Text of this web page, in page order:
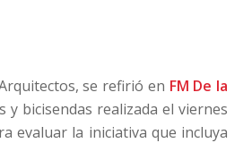
se refirió en FM De la
y bicisendas realizada el viernes
evaluar la iniciativa que incluya